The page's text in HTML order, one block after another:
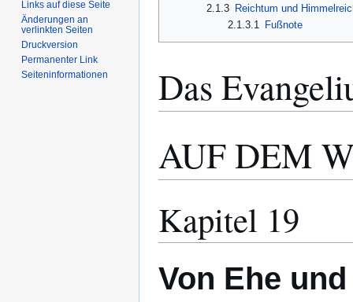
2.1.3 Reichtum und
2.1.3.1
Fußnote
Das
AUF DEM
Kapitel 19
Von Ehe
Links auf diese Seite
Änderungen an
verlinkten Seiten
Druckversion
Permanenter Link
Seiten­­informationen